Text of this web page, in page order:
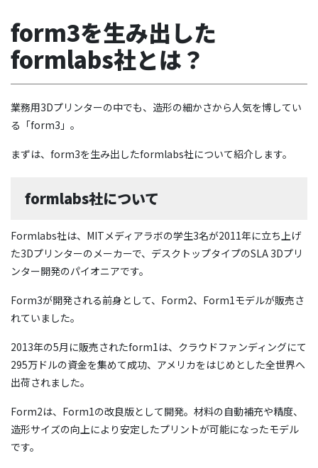
form3を生み出した
formlabs社とは？
業務用3Dプリンターの中でも、造形の細かさから人気を博してい
る「form3」。
まずは、form3を生み出したformlabs社について紹介します。
formlabs社について
Formlabs社は、MITメディアラボの学生3名が2011年に立ち上げ
た3Dプリンターのメーカーで、デスクトップタイプのSLA 3Dプリ
ンター開発のパイオニアです。
Form3が開発される前身として、Form2、Form1モデルが販売さ
れていました。
2013年の5月に販売されたform1は、クラウドファンディングにて
295万ドルの資金を集めて成功、アメリカをはじめとした全世界へ
出荷されました。
Form2は、Form1の改良版として開発。材料の自動補充や精度、
造形サイズの向上により安定したプリントが可能になったモデル
です。